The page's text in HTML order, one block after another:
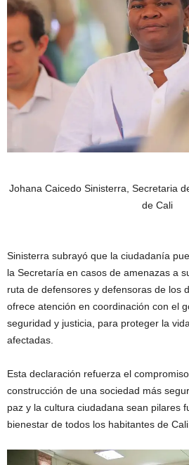
Johana Caicedo Sinisterra, Secretaria
de Cali
Sinisterra subrayó que la ciudadanía
la Secretaría en casos de amenazas a
ruta de defensores y defensoras de los
ofrece atención en coordinación con el
seguridad y justicia, para proteger la
afectadas.
Esta declaración refuerza el
construcción de una sociedad más
paz y la cultura ciudadana sean pilares
bienestar de todos los habitantes de